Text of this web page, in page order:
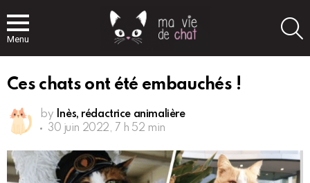
Menu
Ces chats ont été embauchés !
by Inès, rédactrice animalière
30 juin 2022, 7 h 52 min